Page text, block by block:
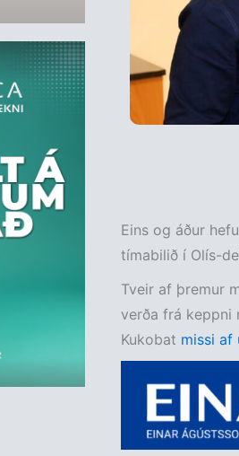
Eins og áður
tímabilið í Olís-
Tveir af þremur
verða frá keppni
Kukobat missi af